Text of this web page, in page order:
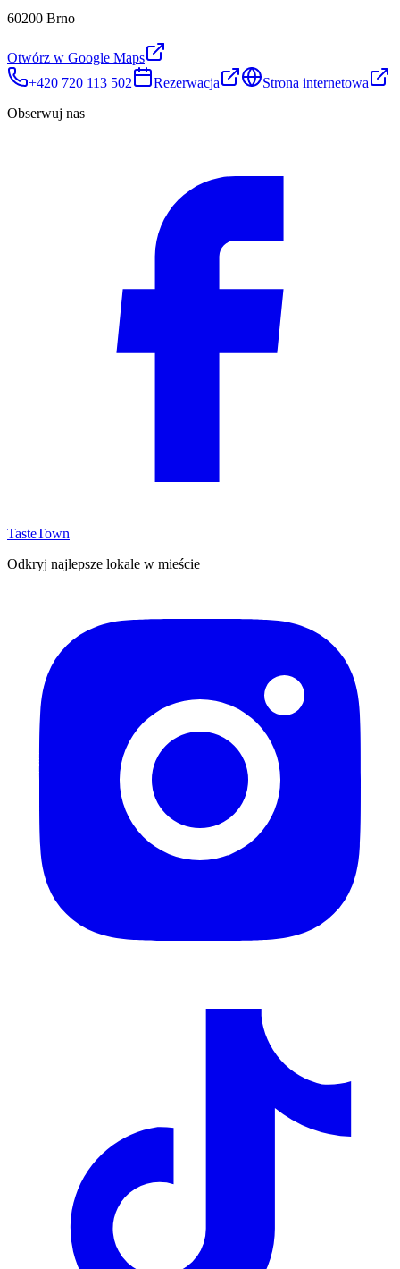
60200 Brno
Otwórz w Google Maps
+420 720 113 502
Rezerwacja
Strona internetowa
Obserwuj nas
TasteTown
Odkryj najlepsze lokale w mieście